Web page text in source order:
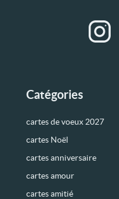
Catégories
cartes de voeux 2027
cartes Noël
cartes anniversaire
cartes amour
cartes amitié